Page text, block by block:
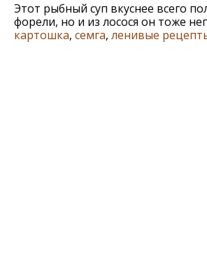
Этот рыбный суп вкуснее всего
форели, но и из лосося он тоже
картошка, семга, ленивые